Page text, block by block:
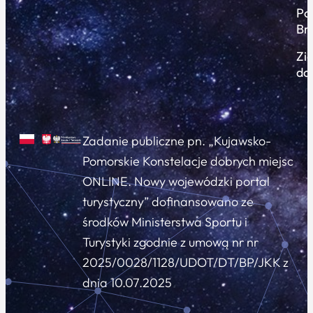
Zadanie publiczne pn. „Kujawsko-
Pomorskie Konstelacje dobrych miejsc
ONLINE. Nowy wojewódzki portal
turystyczny” dofinansowano ze
środków Ministerstwa Sportu i
Turystyki zgodnie z umową nr nr
2025/0028/1128/UDOT/DT/BP/JKK z
dnia 10.07.2025